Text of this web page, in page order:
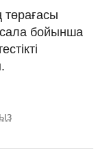
төрағасы
бойынша